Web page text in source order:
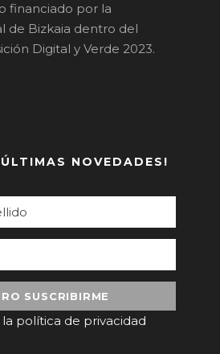
financiado por la
de Bizkaia dentro del
Digital y Verde 2023.
NOVEDADES!
política de privacidad